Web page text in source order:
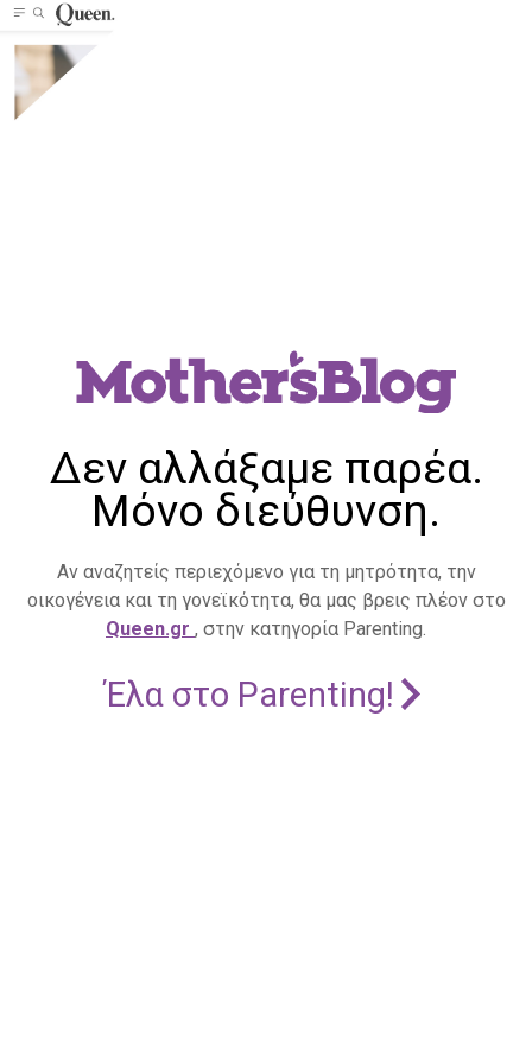
Δεν αλλάξαμε παρέα.
Μόνο διεύθυνση.
Αν αναζητείς περιεχόμενο για τη μητρότητα, την
οικογένεια και τη γονεϊκότητα, θα μας βρεις πλέον στο
Queen.gr , στην κατηγορία Parenting.
Έλα στο Parenting!